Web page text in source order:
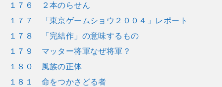
１７６ ２本のらせん
１７７ 「東京ゲームショウ２００４」レポート
１７８ 「完結作」の意味するもの
１７９ マッター将軍なぜ将軍？
１８０ 風族の正体
１８１ 命をつかさどる者